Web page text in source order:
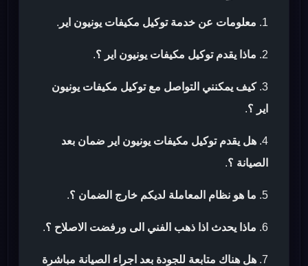
معلومات عن خدمة توكيل مكيفات يونيون اير .
ماذا يقدم توكيل مكيفات يونيون اير ؟.
كيف يمكنني التواصل مع توكيل مكيفات يونيون
اير ؟.
هل يقدم توكيل مكيفات يونيون اير ضمان بعد
الصيانة ؟.
ما هو نظام المعاملة لديكم خارج الضمان ؟.
ماذا يحدث اذا ذهب الفني الى ورفضت الاصلاح ؟.
هل هناك متابعة للجودة بعد اجراء الصيانة مباشرة